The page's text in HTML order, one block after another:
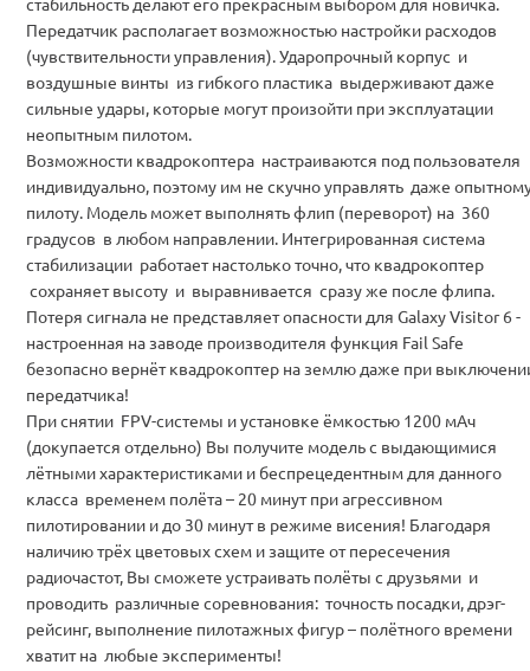
Передатчик располагает возможностью настройки расходов
(чувствительности управления). Ударопрочный корпус и
воздушные винты из гибкого пластика выдерживают даже
сильные удары, которые могут произойти при эксплуатации
неопытным пилотом.
Возможности квадрокоптера настраиваются под пользователя
индивидуально, поэтому им не скучно управлять даже
пилоту. Модель может выполнять флип (переворот) на 360
градусов в любом направлении. Интегрированная система
стабилизации работает настолько точно, что квадрокоптер
сохраняет высоту и выравнивается сразу же после флипа.
Потеря сигнала не представляет опасности для Galaxy Visitor 6 -
настроенная на заводе производителя функция Fail Safe
безопасно вернёт квадрокоптер на землю даже при
передатчика!
При снятии FPV-системы и установке ёмкостью 1200 мАч
(докупается отдельно) Вы получите модель с выдающимися
лётными характеристиками и беспрецедентным для данного
класса временем полёта – 20 минут при агрессивном
пилотировании и до 30 минут в режиме висения! Благодаря
наличию трёх цветовых схем и защите от пересечения
радиочастот, Вы сможете устраивать полёты с друзьями и
проводить различные соревнования: точность посадки, дрэг-
рейсинг, выполнение пилотажных фигур – полётного времени
хватит на любые эксперименты!